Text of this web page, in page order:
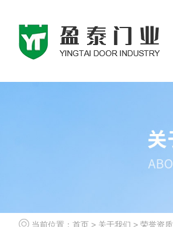
当前位置： 首页 > 关于我们 > 荣誉资质